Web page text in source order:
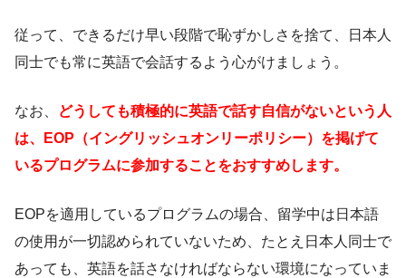
従って、できるだけ早い段階で恥ずかしさを捨て、日本人
同士でも常に英語で会話するよう心がけましょう。
なお、
どうしても積極的に英語で話す自信がないという人
は、EOP（イングリッシュオンリーポリシー）を掲げて
いるプログラムに参加することをおすすめします。
EOPを適用しているプログラムの場合、留学中は日本語
の使用が一切認められていないため、たとえ日本人同士で
あっても、英語を話さなければならない環境になっていま